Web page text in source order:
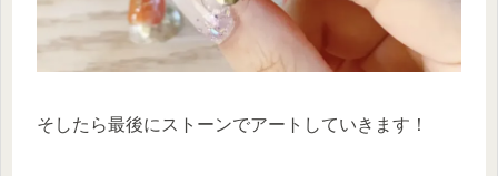
そしたら最後にストーンでアートしていきます！